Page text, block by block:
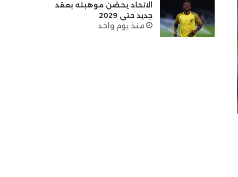
الاتحاد يحصّن موهبته بعقد
جديد حتى 2029
منذ يوم واحد